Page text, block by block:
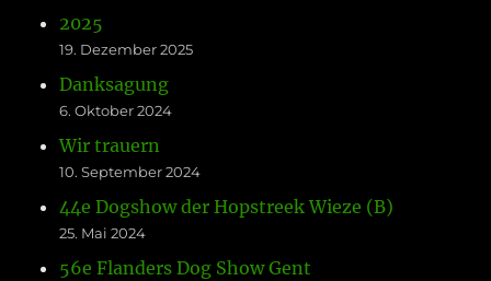
2025
19. Dezember 2025
Danksagung
6. Oktober 2024
Wir trauern
10. September 2024
44e Dogshow der Hopstreek Wieze (B)
25. Mai 2024
56e Flanders Dog Show Gent